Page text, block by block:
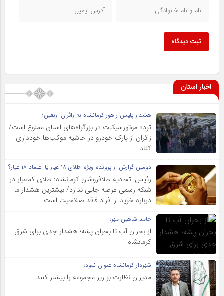
ثبت دیدگاه
اخبار استان
هشدار پلیس راهور کرمانشاه به زائران اربعین؛
تردد موتورسیکلت در بزرگراه‌های استان ممنوع است/
زائران از پارک خودرو در حاشیه موکب‌ها خودداری
کنند
دومین گزارش از پرونده ویژه :طلای ۱۸ عیار یا اعتماد ۱۸ عیار؟
رئیس اتحادیه طلافروشان کرمانشاه: طلای کم‌عیار در
شبکه رسمی عرضه جایی ندارد/ بیشترین هشدار ما
درباره خرید از افراد فاقد صلاحیت است
حامد شاهین مهر؛
از بحران آب تا بحران پشه؛ هشدار جدی برای شرق
کرمانشاه
شهردار کرمانشاه عنوان نمود؛
مدیران نظارت بر زیر مجموعه را بیشتر کنند